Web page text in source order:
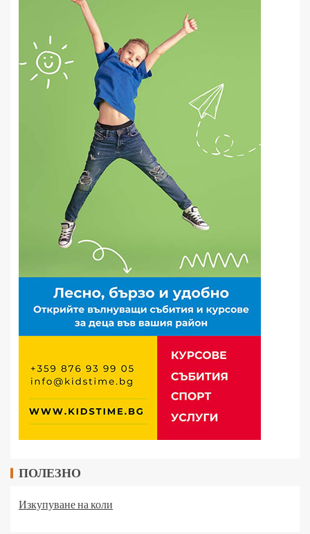
ПОЛЕЗНО
Изкупуване на коли